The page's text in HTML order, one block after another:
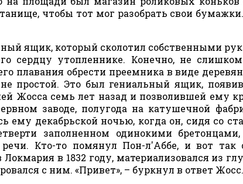
чтобы тот мог разобрать свои
ящик, который сколотил собственными
сердцу утопленнике. Конечно, не
плавания обрести преемника в виде
простой. Это был гениальный ящик,
Жосса семь лет назад и позволившей ему
заводе, полугода на катушечной
ему декабрьской ночью, когда он, сидя со
заполненном одинокими
Кто-то помянул Пон-л'Аббе, и вот так
в 1832 году, материализовался из
с ним. «Привет», – буркнул в ответ Жосс.